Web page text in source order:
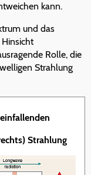
kann.
und das
Rolle, die
Strahlung
Strahlung